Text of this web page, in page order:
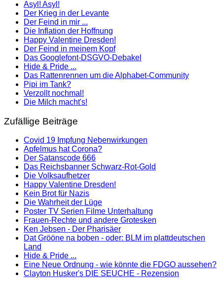
Asyl! Asyl!
Der Krieg in der Levante
Der Feind in mir ...
Die Inflation der Hoffnung
Happy Valentine Dresden!
Der Feind in meinem Kopf
Das Googlefont-DSGVO-Debakel
Hide & Pride ...
Das Rattenrennen um die Alphabet-Community
Pipi im Tank?
Verzollt nochmal!
Die Milch macht's!
Zufällige Beiträge
Covid 19 Impfung Nebenwirkungen
Apfelmus hat Corona?
Der Satanscode 666
Das Reichsbanner Schwarz-Rot-Gold
Die Volksaufhetzer
Happy Valentine Dresden!
Kein Brot für Nazis
Die Wahrheit der Lüge
Poster TV Serien Filme Unterhaltung
Frauen-Rechte und andere Grotesken
Ken Jebsen - Der Pharisäer
Dat Grööne na boben - oder: BLM im plattdeutschen
Land
Hide & Pride ...
Eine Neue Ordnung - wie könnte die FDGO aussehen?
Clayton Husker's DIE SEUCHE - Rezension